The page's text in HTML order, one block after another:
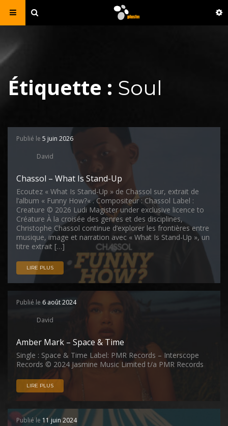
Étiquette : Soul
Publié le 5 juin 2026
David
Chassol – What Is Stand-Up
Ecoutez « What Is Stand-Up » de Chassol sur, extrait de
l’album « Funny How?« . Compositeur : Chassol Label :
Creature © 2026 Ludi Magister under exclusive licence to
Créature À la croisée des genres et des disciplines,
Christophe Chassol continue d’explorer les frontières entre
musique, image et narration avec « What Is Stand-Up », un
titre extrait […]
LIRE PLUS
Publié le 6 août 2024
David
Amber Mark – Space & Time
Single : Space & Time Label: PMR Records – Interscope
Records © 2024 Jasmine Music Limited t/a PMR Records
LIRE PLUS
Publié le 11 juin 2024